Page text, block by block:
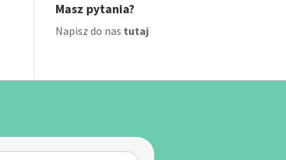
Masz pytania?
Napisz do nas tutaj